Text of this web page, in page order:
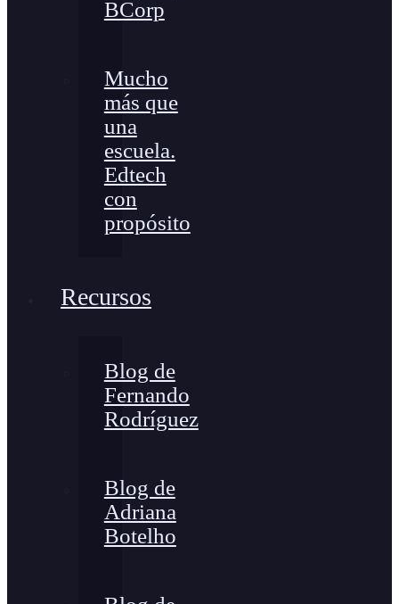
BCorp
Mucho
más que
una
escuela.
Edtech
con
propósito
Recursos
Blog de
Fernando
Rodríguez
Blog de
Adriana
Botelho